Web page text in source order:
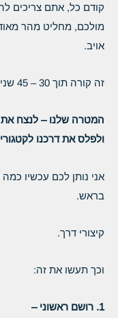
קודם כל, אתם צריכים
מולכם, מחליט מהר
אויב.
זה קורה תוך 30 – 45 שניות.
המטרה שלנו – לנצח את
ולפלס את דרכנו
אני נותן לכם עכשיו
בראש.
קיצורי דרך.
וכך תעשו את זה:
1. רושם ראשוני –